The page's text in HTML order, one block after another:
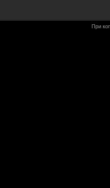
При